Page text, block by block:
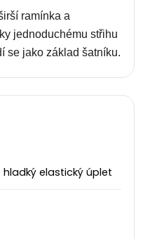
ramínka a
jednoduchému střihu
se jako základ šatníku.
elastický úplet